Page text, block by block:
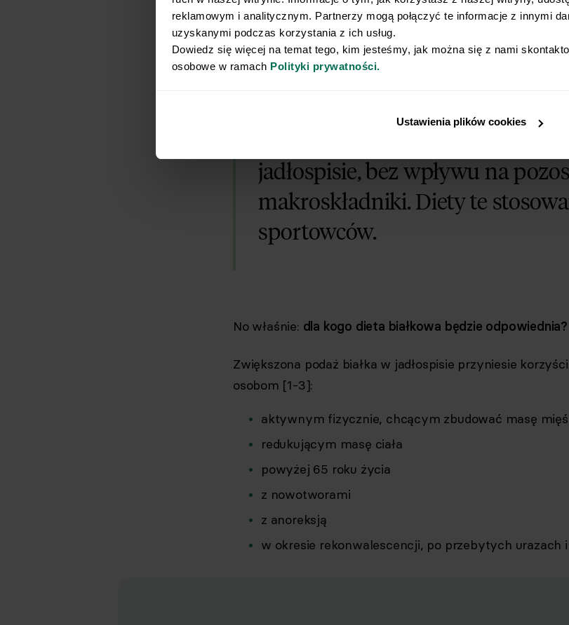
reklamowym i analitycznym. Partnerzy mogą połączyć te informacje z innymi
uzyskanymi podczas korzystania z ich usług.
Dowiedz się więcej na temat tego, kim jesteśmy, jak można się z nami
osobowe w ramach Polityki prywatności.
Ustawienia plików cookies
bogatobiałkowych są m.in.dieta DukanaczyAtkinsa.
Są też diety, które zakładają
umiarkowane zwiększenie
jadłospisie, bez wpływu na
makroskładniki. Diety te
sportowców.
No właśnie: dla kogo dieta białkowa będzie odpowiednia?
Zwiększona podaż białka w jadłospisie przyniesie
osobom [1-3]:
aktywnym fizycznie, chcącym zbudować masę
redukującym masę ciała
powyżej 65 roku życia
z nowotworami
z anoreksją
w okresie rekonwalescencji, po przebytych urazach